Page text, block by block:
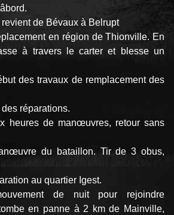
de Bévaux à Belrupt
en région de Thionville. En
à travers le carter et blesse un
des travaux de remplacement des
réparations.
heures de manœuvres, retour sans
du bataillon. Tir de 3 obus,
au quartier Igest.
de nuit pour rejoindre
en panne à 2 km de Mainville,